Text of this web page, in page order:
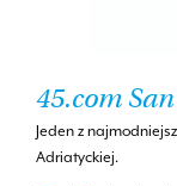
45.com
Jeden z
Adriatyckiej.